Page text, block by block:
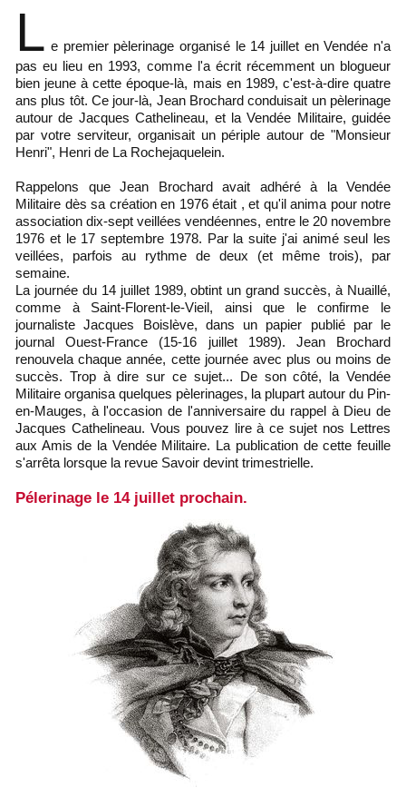
L e premier pèlerinage organisé le 14 juillet en Vendée n'a
pas eu lieu en 1993, comme l'a écrit récemment un blogueur
bien jeune à cette époque-là, mais en 1989, c'est-à-dire quatre
ans plus tôt. Ce jour-là, Jean Brochard conduisait un pèlerinage
autour de Jacques Cathelineau, et la Vendée Militaire, guidée
par votre serviteur, organisait un périple autour de "Monsieur
Henri", Henri de La Rochejaquelein.
Rappelons que Jean Brochard avait adhéré à la Vendée
Militaire dès sa création en 1976 était , et qu'il anima pour notre
association dix-sept veillées vendéennes, entre le 20 novembre
1976 et le 17 septembre 1978. Par la suite j'ai animé seul les
veillées, parfois au rythme de deux (et même trois), par
semaine.
La journée du 14 juillet 1989, obtint un grand succès, à Nuaillé,
comme à Saint-Florent-le-Vieil, ainsi que le confirme le
journaliste Jacques Boislève, dans un papier publié par le
journal Ouest-France (15-16 juillet 1989). Jean Brochard
renouvela chaque année, cette journée avec plus ou moins de
succès. Trop à dire sur ce sujet... De son côté, la Vendée
Militaire organisa quelques pèlerinages, la plupart autour du Pin-
en-Mauges, à l'occasion de l'anniversaire du rappel à Dieu de
Jacques Cathelineau. Vous pouvez lire à ce sujet nos Lettres
aux Amis de la Vendée Militaire. La publication de cette feuille
s'arrêta lorsque la revue Savoir devint trimestrielle.
Pélerinage le 14 juillet prochain.